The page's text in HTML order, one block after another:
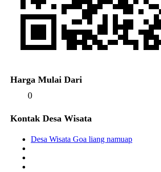
Harga Mulai Dari
0
Kontak Desa Wisata
Desa Wisata Goa liang namuap